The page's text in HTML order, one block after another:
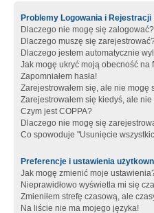
Problemy Logowania i Rejestracji
Dlaczego nie mogę się zalogować?
Dlaczego muszę się
Dlaczego jestem automatycznie
Jak mogę ukryć moją obecność na
Zapomniałem hasła!
Zarejestrowałem się, ale nie mogę
Zarejestrowałem się kiedyś, ale
Czym jest COPPA?
Dlaczego nie mogę się
Co spowoduje "Usunięcie
Preferencje i ustawienia
Jak mogę zmienić moje
Nieprawidłowo wyświetla mi się
Zmieniłem strefę czasową, ale
Na liście nie ma mojego języka!